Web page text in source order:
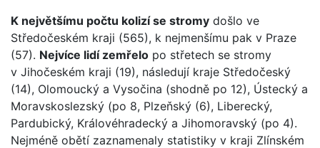
K největšímu počtu kolizí se stromy došlo ve
Středočeském kraji (565), k nejmenšímu pak v Praze
(57). Nejvíce lidí zemřelo po střetech se stromy
v Jihočeském kraji (19), následují kraje Středočeský
(14), Olomoucký a Vysočina (shodně po 12), Ústecký a
Moravskoslezský (po 8, Plzeňský (6), Liberecký,
Pardubický, Královéhradecký a Jihomoravský (po 4).
Nejméně obětí zaznamenaly statistiky v kraji Zlínském